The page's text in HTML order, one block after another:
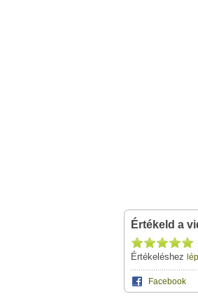
Értékeld a
Értékeléshez
Facebook